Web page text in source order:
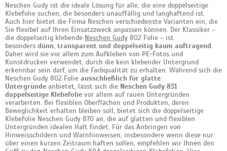
Neschen Gudy ist die ideale Lösung für alle, die eine doppelseitige
Klebefolie suchen, die besonders unauffällig und langhaftend ist.
Auch hier bietet die Firma Neschen verschiedenste Varianten ein, die
Sie flexibel auf Ihren Einsatzzweck anpassen können. Der Klassiker –
die doppelseitig klebende Neschen Gudy 802 Folie – ist
besonders dünn, transparent und doppelseitig kaum auftragend.
Daher wird sie vor allem zum Aufkleben von PE-Fotos und
Kunstdrucken verwendet, durch die kein klebender Untergrund
erkennbar sein darf, um die Farbqualität zu erhalten. Während sich die
Neschen Gudy 802 Folie ausschließlich für glatte
Untergründe anbietet, lässt sich die Neschen Gudy 831
doppelseitige Klebefolie vor allem auf rauen Untergründen
verarbeiten. Bei flexiblen Oberflächen und Produkten, deren
Beweglichkeit erhalten bleiben soll, bietet sich die doppelseitige
Klebefolie Neschen Gudy 870 an, die auf glatten und flexiblen
Untergründen idealen Halt findet. Für das Anbringen von
Hinweisschildern und Warnhinweisen, insbesondere wenn diese nur
über einen kurzen Zeitraum haften sollen, empfehlen wir Ihnen den